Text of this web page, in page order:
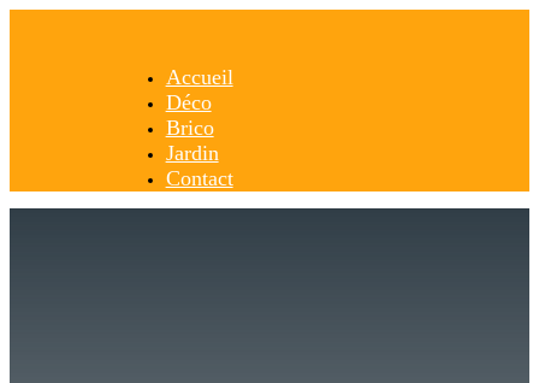
Accueil
Déco
Brico
Jardin
Contact